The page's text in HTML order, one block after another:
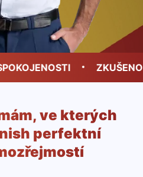
ve kterých
perfektní